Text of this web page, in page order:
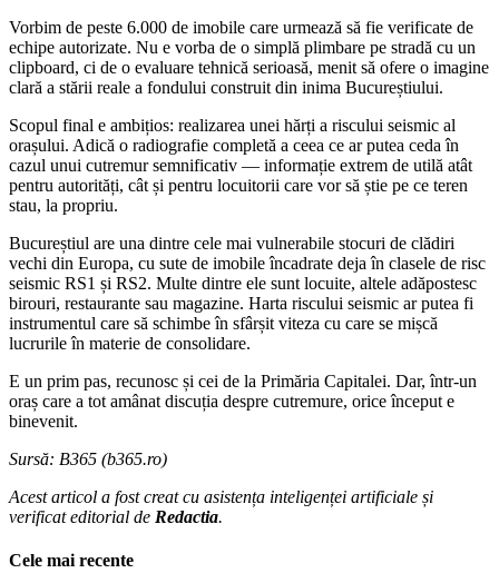
Vorbim de peste 6.000 de imobile care urmează să fie verificate de
echipe autorizate. Nu e vorba de o simplă plimbare pe stradă cu un
clipboard, ci de o evaluare tehnică serioasă, menit să ofere o imagine
clară a stării reale a fondului construit din inima Bucureștiului.
Scopul final e ambițios: realizarea unei hărți a riscului seismic al
orașului. Adică o radiografie completă a ceea ce ar putea ceda în
cazul unui cutremur semnificativ — informație extrem de utilă atât
pentru autorități, cât și pentru locuitorii care vor să știe pe ce teren
stau, la propriu.
Bucureștiul are una dintre cele mai vulnerabile stocuri de clădiri
vechi din Europa, cu sute de imobile încadrate deja în clasele de risc
seismic RS1 și RS2. Multe dintre ele sunt locuite, altele adăpostesc
birouri, restaurante sau magazine. Harta riscului seismic ar putea fi
instrumentul care să schimbe în sfârșit viteza cu care se mișcă
lucrurile în materie de consolidare.
E un prim pas, recunosc și cei de la Primăria Capitalei. Dar, într-un
oraș care a tot amânat discuția despre cutremure, orice început e
binevenit.
Sursă: B365 (b365.ro)
Acest articol a fost creat cu asistența inteligenței artificiale și
verificat editorial de Redactia.
Cele mai recente